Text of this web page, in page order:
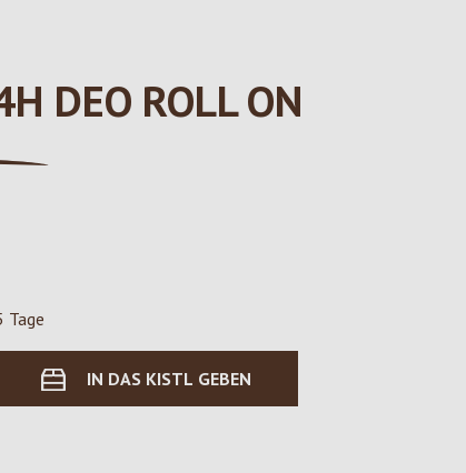
DEO ROLL ON
IN DAS KISTL GEBEN